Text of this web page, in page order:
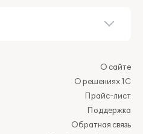
О сайте
О решениях 1С
Прайс-лист
Поддержка
Обратная связь